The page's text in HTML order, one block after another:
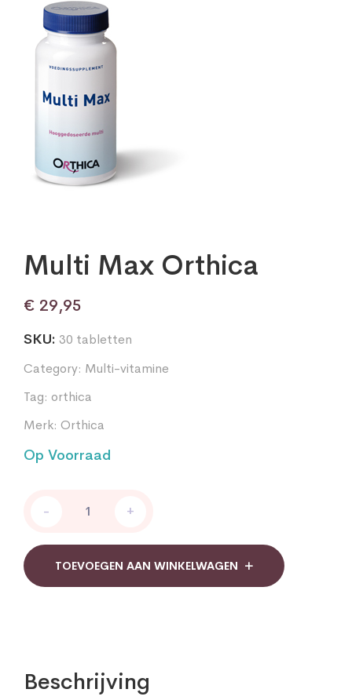
Multi Max Orthica
€ 29,95
SKU: 30 tabletten
Category: Multi-vitamine
Tag: orthica
Merk: Orthica
Op Voorraad
quantity
- +
TOEVOEGEN AAN WINKELWAGEN
Beschrijving